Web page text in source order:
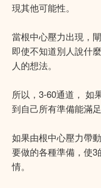
現其他可能性。
當根中心壓力出現，
即使不知道別人說什
人的想法。
所以，3-60通道， 如
到自己所有準備能滿
如果由根中心壓力帶
要做的各種準備，使
情。